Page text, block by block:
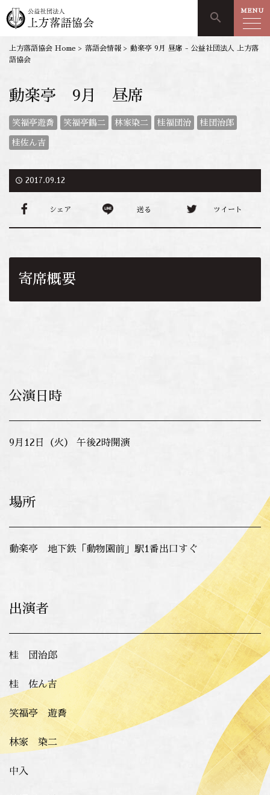
search MENU
上方落語協会 Home > 落語会情報 > 動楽亭 9月 昼席 - 公益社団法人 上方落
語協会
動楽亭 9月 昼席
笑福亭遊喬 笑福亭鶴二 林家染二 桂福団治 桂団治郎
桂佐ん吉
access_time 2017.09.12
シェア 送る ツイート
寄席概要
公演日時
9月12日（火） 午後2時開演
場所
動楽亭 地下鉄「動物園前」駅1番出口すぐ
出演者
桂 団治郎
桂 佐ん吉
笑福亭 遊喬
林家 染二
中入